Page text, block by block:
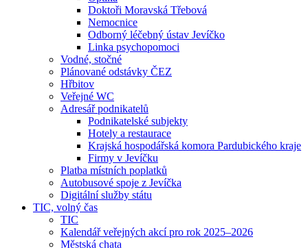
Doktoři Moravská Třebová
Nemocnice
Odborný léčebný ústav Jevíčko
Linka psychopomoci
Vodné, stočné
Plánované odstávky ČEZ
Hřbitov
Veřejné WC
Adresář podnikatelů
Podnikatelské subjekty
Hotely a restaurace
Krajská hospodářská komora Pardubického kraje
Firmy v Jevíčku
Platba místních poplatků
Autobusové spoje z Jevíčka
Digitální služby státu
TIC, volný čas
TIC
Kalendář veřejných akcí pro rok 2025–2026
Městská chata